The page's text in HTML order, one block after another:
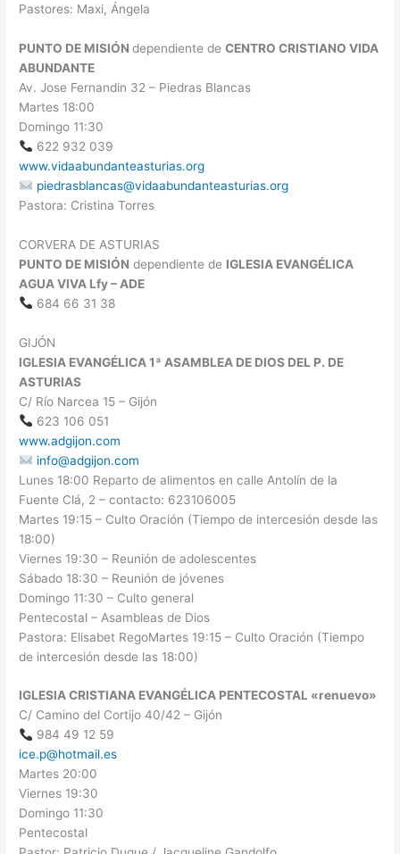
Pastores: Maxi, Ángela
PUNTO DE MISIÓNdependiente deCENTRO CRISTIANO VIDA
ABUNDANTE
Av. Jose Fernandin 32 – Piedras Blancas
Martes 18:00
Domingo 11:30
622 932 039
www.vidaabundanteasturias.org
piedrasblancas@vidaabundanteasturias.org
Pastora: Cristina Torres
CORVERA DE ASTURIAS
PUNTO DE MISIÓN dependiente de IGLESIA EVANGÉLICA
AGUA VIVA Lfy – ADE
684 66 31 38
GIJÓN
IGLESIA EVANGÉLICA 1ª ASAMBLEA DE DIOS DEL P. DE
ASTURIAS
C/ Río Narcea 15 – Gijón
623 106 051
www.adgijon.com
info@adgijon.com
Lunes 18:00 Reparto de alimentos en calle Antolín de la
Fuente Clá, 2 – contacto: 623106005
Martes 19:15 – Culto Oración (Tiempo de intercesión desde las
18:00)
Viernes 19:30 – Reunión de adolescentes
Sábado 18:30 – Reunión de jóvenes
Domingo 11:30 – Culto general
Pentecostal – Asambleas de Dios
Pastora: Elisabet RegoMartes 19:15 – Culto Oración (Tiempo
de intercesión desde las 18:00)
IGLESIA CRISTIANA EVANGÉLICA PENTECOSTAL «renuevo»
C/ Camino del Cortijo 40/42 – Gijón
984 49 12 59
ice.p@hotmail.es
Martes 20:00
Viernes 19:30
Domingo 11:30
Pentecostal